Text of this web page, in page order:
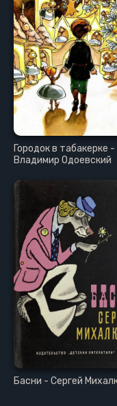
Городок в табакерке -
Владимир Одоевский
Басни - Сергей